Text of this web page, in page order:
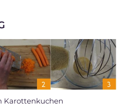
Karottenkuchen